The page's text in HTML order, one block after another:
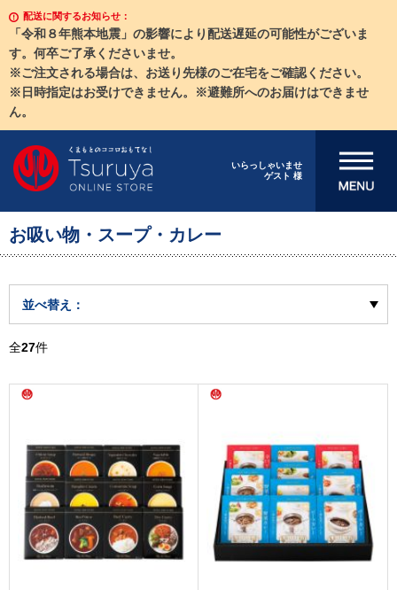
配送に関するお知らせ：
「令和８年熊本地震」の影響により配送遅延の可能性がございま
す。何卒ご了承くださいませ。
※ご注文される場合は、お送り先様のご在宅をご確認ください。
※日時指定はお受けできません。※避難所へのお届けはできませ
ん。
いらっしゃいませ
ゲスト 様
メニューを開
お吸い物・スープ・カレー
並べ替え：
全27件